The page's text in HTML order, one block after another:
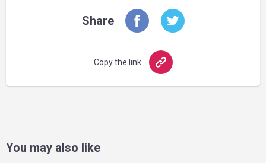
Share
Copy the link
You may also like